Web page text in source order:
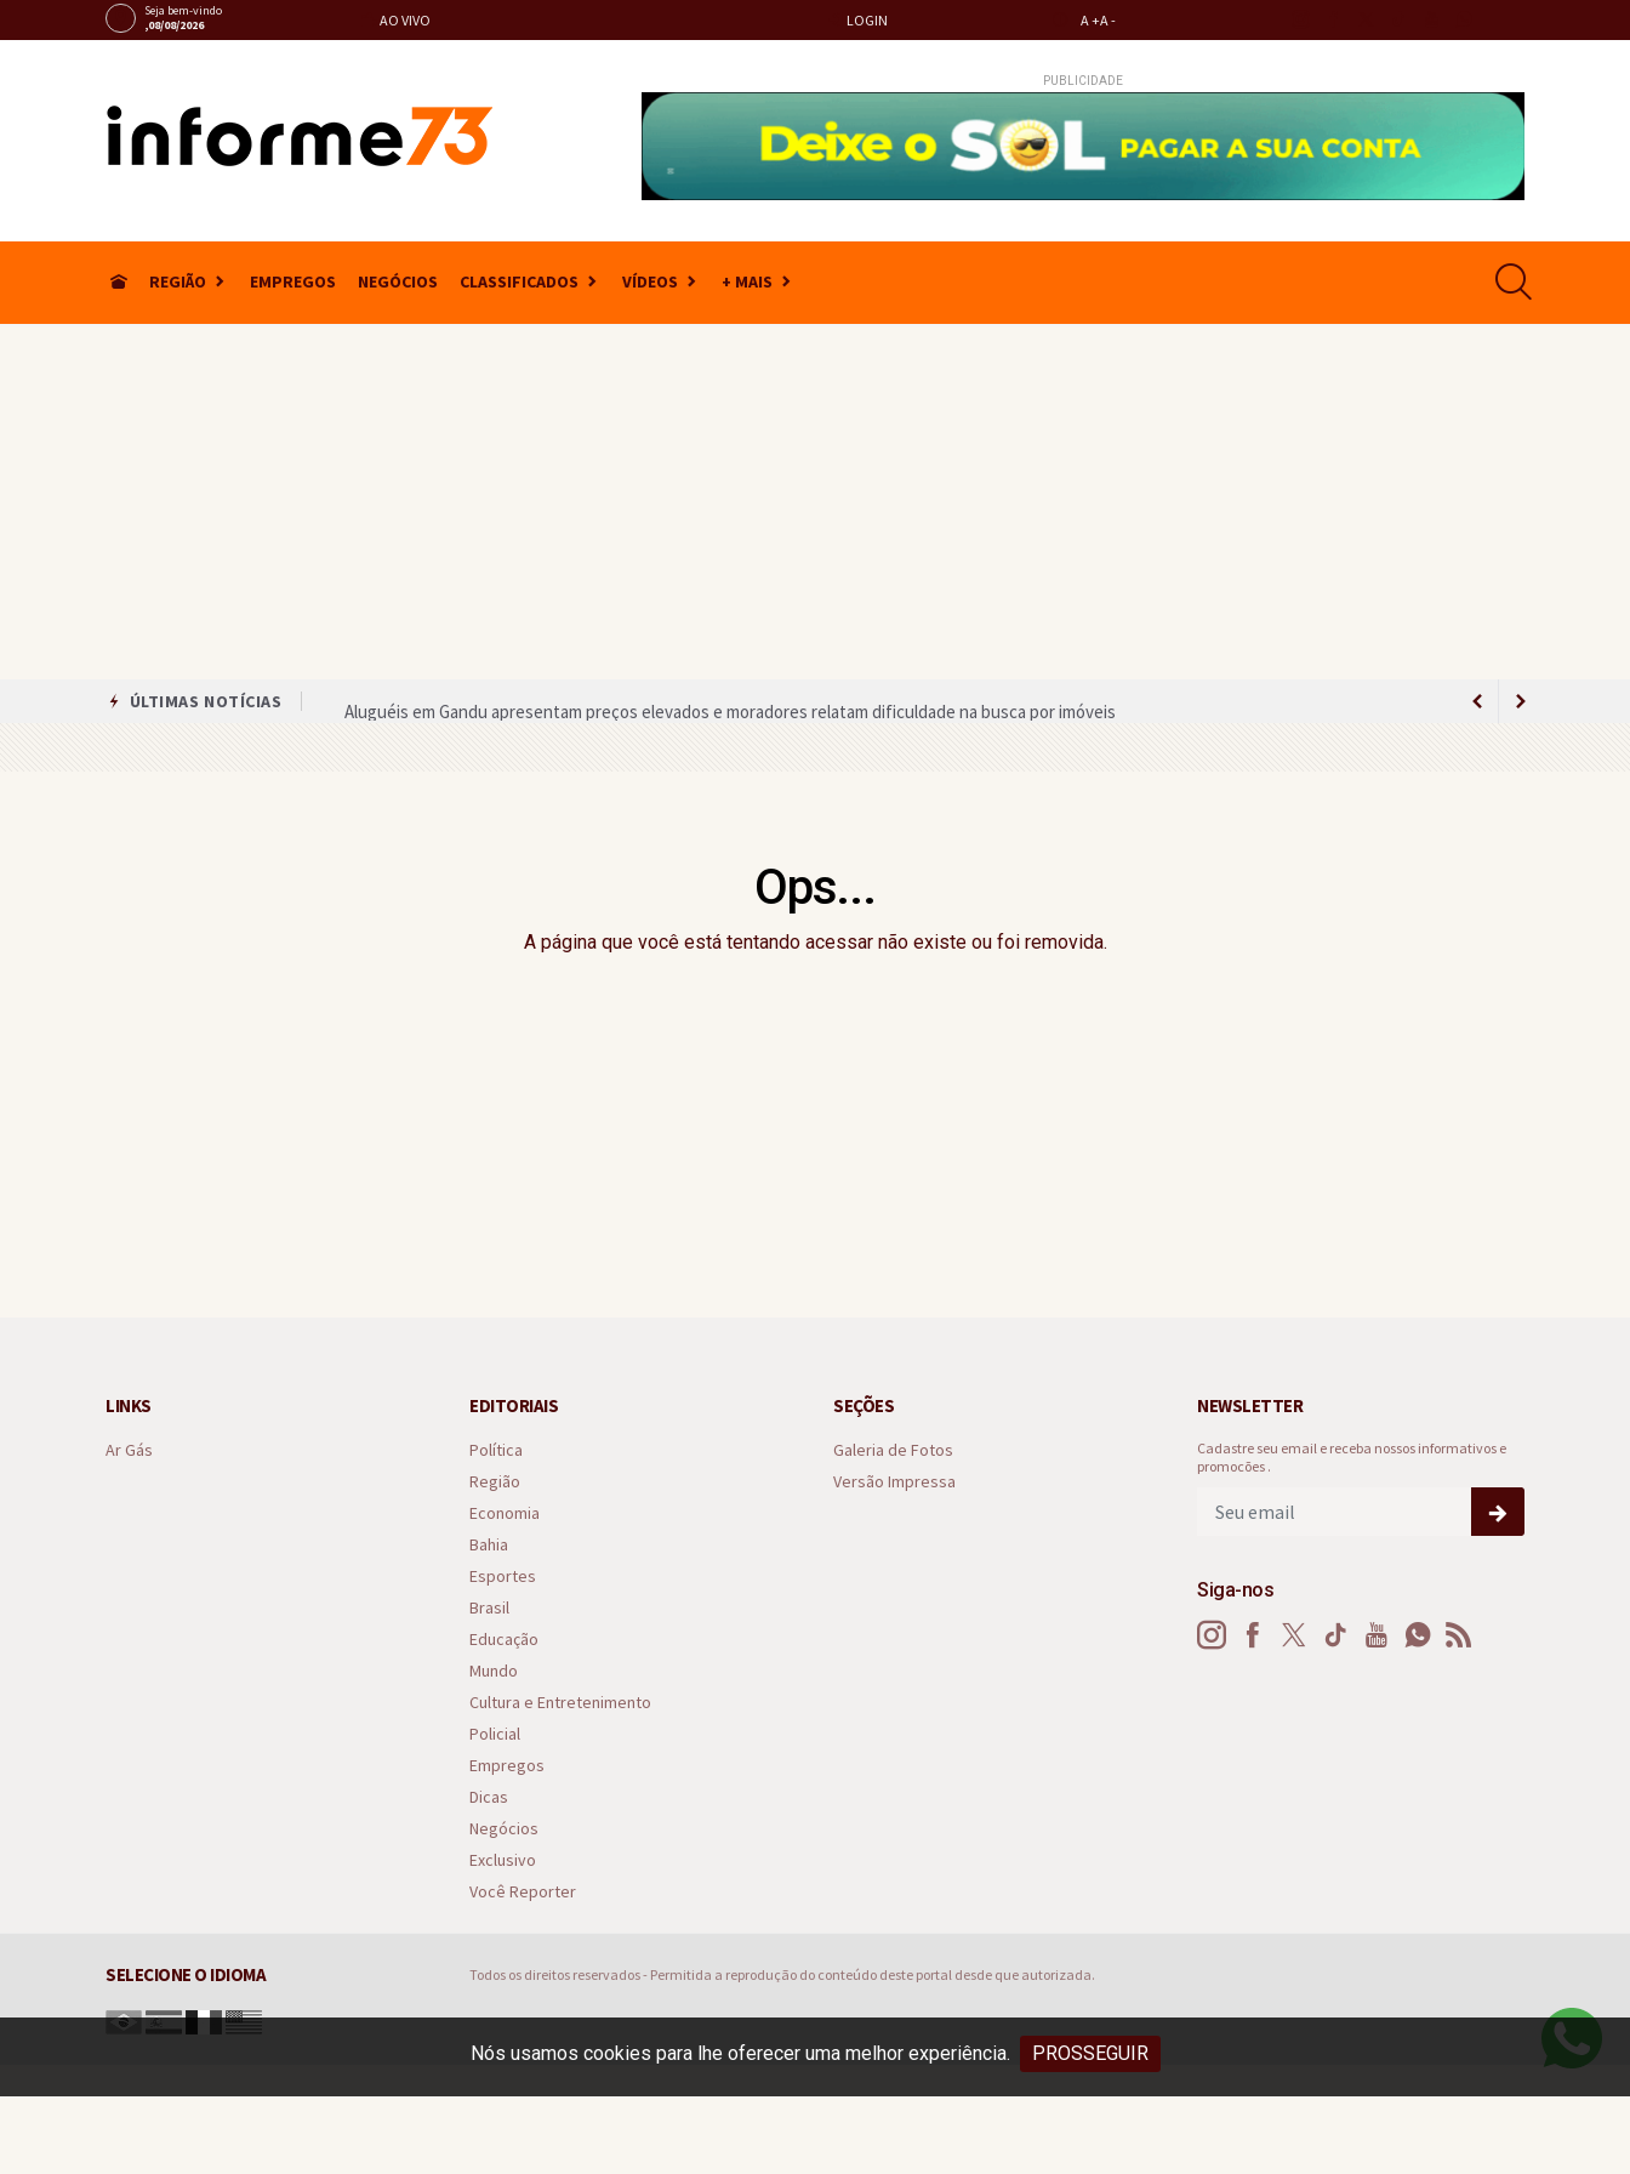
Nós usamos cookies para lhe oferecer uma melhor experiência. PROSSEGUIR
Seja bem-vindo
,08/08/2026
AO VIVO LOGIN A +A -
PUBLICIDADE
REGIÃO EMPREGOS NEGÓCIOS CLASSIFICADOS VÍDEOS + MAIS
ÚLTIMAS NOTÍCIAS
Aluguéis em Gandu apresentam preços elevados e moradores relatam dificuldade na busca por imóveis
Gandu recebe celebração do Dia do Evangélico com atrações nacionais em setembro
Gandu lidera ranking regional nos anos iniciais e finais do ensino fundamental no Ideb
Ops...
A página que você está tentando acessar não existe ou foi removida.
LINKS
Ar Gás
EDITORIAIS
Política
Região
Economia
Bahia
Esportes
Brasil
Educação
Mundo
Cultura e Entretenimento
Policial
Empregos
Dicas
Negócios
Exclusivo
Você Reporter
SEÇÕES
Galeria de Fotos
Versão Impressa
NEWSLETTER
Cadastre seu email e receba nossos informativos e
promocões .
Siga-nos
SELECIONE O IDIOMA Todos os direitos reservados - Permitida a reprodução do conteúdo deste portal desde que autorizada.